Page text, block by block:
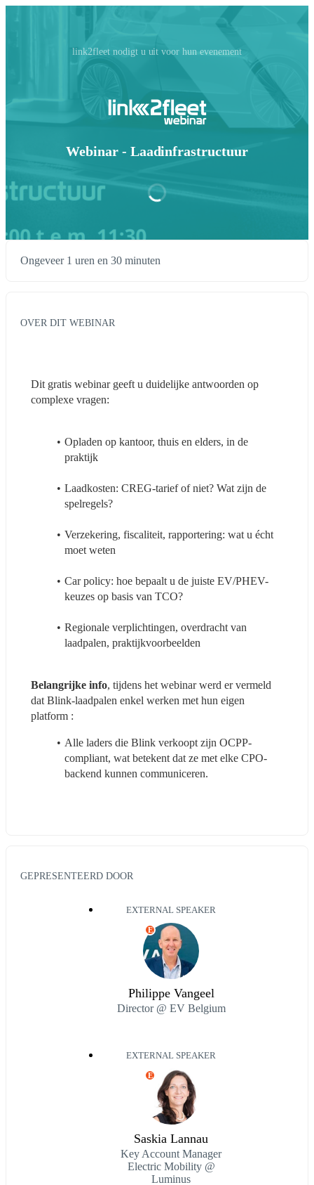
link2fleet nodigt u uit voor hun evenement
Webinar - Laadinfrastructuur
Ongeveer 1 uren en 30 minuten
OVER DIT WEBINAR
Dit gratis webinar geeft u duidelijke antwoorden op
complexe vragen:
Opladen op kantoor, thuis en elders, in de
praktijk
Laadkosten: CREG-tarief of niet? Wat zijn de
spelregels?
Verzekering, fiscaliteit, rapportering: wat u écht
moet weten
Car policy: hoe bepaalt u de juiste EV/PHEV-
keuzes op basis van TCO?
Regionale verplichtingen, overdracht van
laadpalen, praktijkvoorbeelden
Belangrijke info, tijdens het webinar werd er vermeld
dat Blink-laadpalen enkel werken met hun eigen
platform :
Alle laders die Blink verkoopt zijn OCPP-
compliant, wat betekent dat ze met elke CPO-
backend kunnen communiceren.
GEPRESENTEERD DOOR
EXTERNAL SPEAKER
E
Philippe Vangeel
Director @ EV Belgium
EXTERNAL SPEAKER
E
Saskia Lannau
Key Account Manager
Electric Mobility @
Luminus